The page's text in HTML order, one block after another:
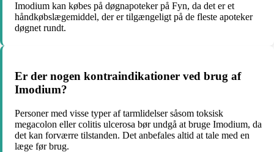
Imodium kan købes på døgnapoteker på Fyn, da det er et
håndkøbslægemiddel, der er tilgængeligt på de fleste apoteker
døgnet rundt.
Er der nogen kontraindikationer ved brug af
Imodium?
Personer med visse typer af tarmlidelser såsom toksisk
megacolon eller colitis ulcerosa bør undgå at bruge Imodium, da
det kan forværre tilstanden. Det anbefales altid at tale med en
læge før brug.